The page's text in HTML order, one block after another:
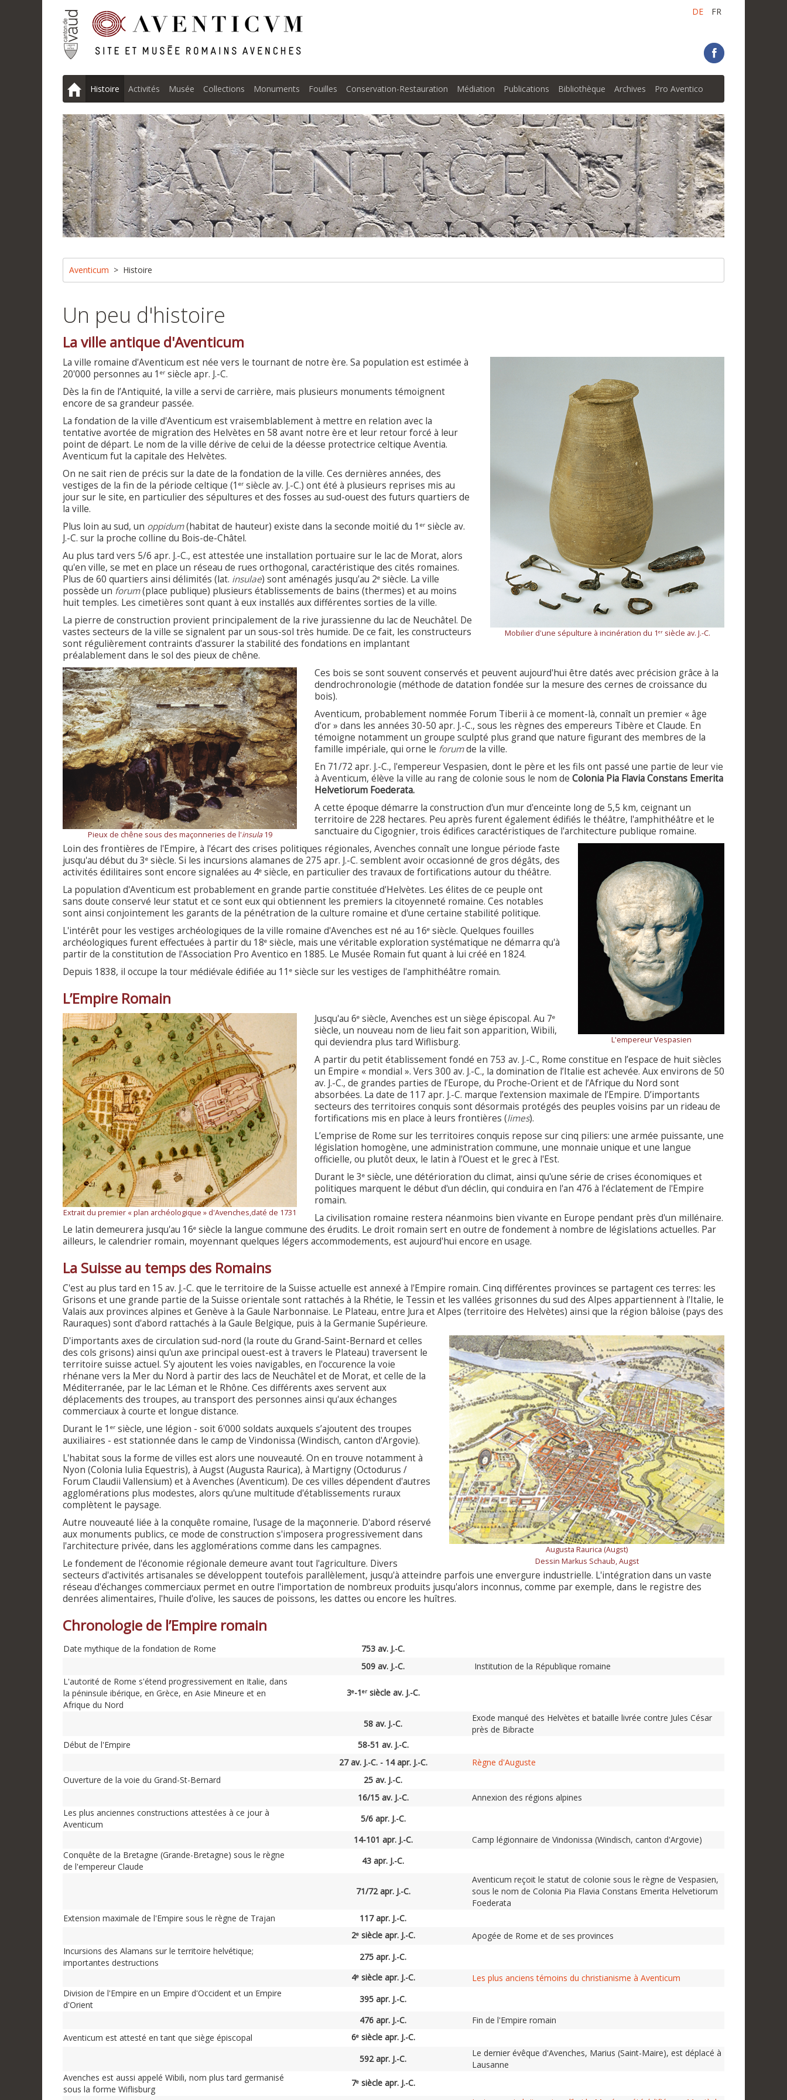
DE FR
Histoire Activités Musée Collections Monuments Fouilles Conservation-Restauration Médiation Publications Bibliothèque Archives Pro Aventico
Aventicum Histoire
Un peu d'histoire
La ville antique d'Aventicum
Mobilier d'une sépulture à incinération du 1 ersiècle av. J.-C.
La ville romaine d'Aventicum est née vers le tournant de notre ère. Sa population est estimée à
20'000 personnes au 1 er siècle apr. J.-C.
Dès la fin de l’Antiquité, la ville a servi de carrière, mais plusieurs monuments témoignent
encore de sa grandeur passée.
La fondation de la ville d'Aventicum est vraisemblablement à mettre en relation avec la
tentative avortée de migration des Helvètes en 58 avant notre ère et leur retour forcé à leur
point de départ. Le nom de la ville dérive de celui de la déesse protectrice celtique Aventia.
Aventicum fut la capitale des Helvètes.
On ne sait rien de précis sur la date de la fondation de la ville. Ces dernières années, des
vestiges de la fin de la période celtique (1 er siècle av. J.-C.) ont été à plusieurs reprises mis au
jour sur le site, en particulier des sépultures et des fosses au sud-ouest des futurs quartiers de
la ville.
Plus loin au sud, un oppidum(habitat de hauteur) existe dans la seconde moitié du 1 er siècle av.
J.-C. sur la proche colline du Bois-de-Châtel.
Au plus tard vers 5/6 apr. J.-C., est attestée une installation portuaire sur le lac de Morat, alors
qu'en ville, se met en place un réseau de rues orthogonal, caractéristique des cités romaines.
Plus de 60 quartiers ainsi délimités (lat. insulae) sont aménagés jusqu'au 2e siècle. La ville
possède un forum(place publique) plusieurs établissements de bains (thermes) et au moins
huit temples. Les cimetières sont quant à eux installés aux différentes sorties de la ville.
La pierre de construction provient principalement de la rive jurassienne du lac de Neuchâtel. De
vastes secteurs de la ville se signalent par un sous-sol très humide. De ce fait, les constructeurs
sont régulièrement contraints d'assurer la stabilité des fondations en implantant
préalablement dans le sol des pieux de chêne.
Pieux de chêne sous des maçonneries de l'insula19
Ces bois se sont souvent conservés et peuvent aujourd'hui être datés avec précision grâce à la
dendrochronologie (méthode de datation fondée sur la mesure des cernes de croissance du
bois).
Aventicum, probablement nommée Forum Tiberii à ce moment-là, connaît un premier « âge
d'or » dans les années 30-50 apr. J.-C., sous les règnes des empereurs Tibère et Claude. En
témoigne notamment un groupe sculpté plus grand que nature figurant des membres de la
famille impériale, qui orne le forumde la ville.
En 71/72 apr. J.-C., l'empereur Vespasien, dont le père et les fils ont passé une partie de leur vie
à Aventicum, élève la ville au rang de colonie sous le nom de Colonia Pia Flavia Constans Emerita
Helvetiorum Foederata.
A cette époque démarre la construction d'un mur d'enceinte long de 5,5 km, ceignant un
territoire de 228 hectares. Peu après furent également édifiés le théâtre, l'amphithéâtre et le
sanctuaire du Cigognier, trois édifices caractéristiques de l'architecture publique romaine.
L'empereur Vespasien
Loin des frontières de l'Empire, à l'écart des crises politiques régionales, Avenches connaît une longue période faste
jusqu'au début du 3e siècle. Si les incursions alamanes de 275 apr. J.-C. semblent avoir occasionné de gros dégâts, des
activités édilitaires sont encore signalées au 4e siècle, en particulier des travaux de fortifications autour du théâtre.
La population d'Aventicum est probablement en grande partie constituée d'Helvètes. Les élites de ce peuple ont
sans doute conservé leur statut et ce sont eux qui obtiennent les premiers la citoyenneté romaine. Ces notables
sont ainsi conjointement les garants de la pénétration de la culture romaine et d'une certaine stabilité politique.
L'intérêt pour les vestiges archéologiques de la ville romaine d'Avenches est né au 16e siècle. Quelques fouilles
archéologiques furent effectuées à partir du 18e siècle, mais une véritable exploration systématique ne démarra qu'à
partir de la constitution de l'Association Pro Aventico en 1885. Le Musée Romain fut quant à lui créé en 1824.
Depuis 1838, il occupe la tour médiévale édifiée au 11 e siècle sur les vestiges de l'amphithéâtre romain.
L’Empire Romain
Extrait du premier « plan archéologique » d'Avenches,daté de 1731
Jusqu'au 6e siècle, Avenches est un siège épiscopal. Au 7e
siècle, un nouveau nom de lieu fait son apparition, Wibili,
qui deviendra plus tard Wiflisburg.
A partir du petit établissement fondé en 753 av. J.-C., Rome constitue en l’espace de huit siècles
un Empire « mondial ». Vers 300 av. J.-C., la domination de l’Italie est achevée. Aux environs de 50
av. J.-C., de grandes parties de l’Europe, du Proche-Orient et de l’Afrique du Nord sont
absorbées. La date de 117 apr. J.-C. marque l’extension maximale de l’Empire. D’importants
secteurs des territoires conquis sont désormais protégés des peuples voisins par un rideau de
fortifications mis en place à leurs frontières (limes).
L’emprise de Rome sur les territoires conquis repose sur cinq piliers: une armée puissante, une
législation homogène, une administration commune, une monnaie unique et une langue
officielle, ou plutôt deux, le latin à l'Ouest et le grec à l'Est.
Durant le 3e siècle, une détérioration du climat, ainsi qu'une série de crises économiques et
politiques marquent le début d'un déclin, qui conduira en l'an 476 à l'éclatement de l'Empire
romain.
La civilisation romaine restera néanmoins bien vivante en Europe pendant près d'un millénaire.
Le latin demeurera jusqu'au 16e siècle la langue commune des érudits. Le droit romain sert en outre de fondement à nombre de législations actuelles. Par
ailleurs, le calendrier romain, moyennant quelques légers accommodements, est aujourd'hui encore en usage.
La Suisse au temps des Romains
C'est au plus tard en 15 av. J.-C. que le territoire de la Suisse actuelle est annexé à l'Empire romain. Cinq différentes provinces se partagent ces terres: les
Grisons et une grande partie de la Suisse orientale sont rattachés à la Rhétie, le Tessin et les vallées grisonnes du sud des Alpes appartiennent à l'Italie, le
Valais aux provinces alpines et Genève à la Gaule Narbonnaise. Le Plateau, entre Jura et Alpes (territoire des Helvètes) ainsi que la région bâloise (pays des
Rauraques) sont d'abord rattachés à la Gaule Belgique, puis à la Germanie Supérieure.
Augusta Raurica (Augst)
Dessin Markus Schaub, Augst
D'importants axes de circulation sud-nord (la route du Grand-Saint-Bernard et celles
des cols grisons) ainsi qu'un axe principal ouest-est à travers le Plateau) traversent le
territoire suisse actuel. S'y ajoutent les voies navigables, en l'occurence la voie
rhénane vers la Mer du Nord à partir des lacs de Neuchâtel et de Morat, et celle de la
Méditerranée, par le lac Léman et le Rhône. Ces différents axes servent aux
déplacements des troupes, au transport des personnes ainsi qu'aux échanges
commerciaux à courte et longue distance.
Durant le 1 er siècle, une légion - soit 6'000 soldats auxquels s’ajoutent des troupes
auxiliaires - est stationnée dans le camp de Vindonissa (Windisch, canton d'Argovie).
L'habitat sous la forme de villes est alors une nouveauté. On en trouve notamment à
Nyon (Colonia Iulia Equestris), à Augst (Augusta Raurica), à Martigny (Octodurus /
Forum Claudii Vallensium) et à Avenches (Aventicum). De ces villes dépendent d'autres
agglomérations plus modestes, alors qu'une multitude d'établissements ruraux
complètent le paysage.
Autre nouveauté liée à la conquête romaine, l'usage de la maçonnerie. D'abord réservé
aux monuments publics, ce mode de construction s'imposera progressivement dans
l'architecture privée, dans les agglomérations comme dans les campagnes.
Le fondement de l'économie régionale demeure avant tout l'agriculture. Divers
secteurs d'activités artisanales se développent toutefois parallèlement, jusqu'à atteindre parfois une envergure industrielle. L'intégration dans un vaste
réseau d'échanges commerciaux permet en outre l'importation de nombreux produits jusqu'alors inconnus, comme par exemple, dans le registre des
denrées alimentaires, l'huile d'olive, les sauces de poissons, les dattes ou encore les huîtres.
Chronologie de l’Empire romain
Date mythique de la fondation de Rome
753 av. J.-C.
509 av. J.-C.
Institution de la République romaine
L'autorité de Rome s'étend progressivement en Italie, dans
la péninsule ibérique, en Grèce, en Asie Mineure et en
Afrique du Nord
3e-1ersiècle av. J.-C.
58 av. J.-C.
Exode manqué des Helvètes et bataille livrée contre Jules César
près de Bibracte
Début de l'Empire
58-51 av. J.-C.
27 av. J.-C. - 14 apr. J.-C.
Règne d'Auguste
Ouverture de la voie du Grand-St-Bernard
25 av. J.-C.
16/15 av. J.-C.
Annexion des régions alpines
Les plus anciennes constructions attestées à ce jour à
Aventicum
5/6 apr. J.-C.
14-101 apr. J.-C.
Camp légionnaire de Vindonissa (Windisch, canton d'Argovie)
Conquête de la Bretagne (Grande-Bretagne) sous le règne
de l'empereur Claude
43 apr. J.-C.
71/72 apr. J.-C.
Aventicum reçoit le statut de colonie sous le règne de Vespasien,
sous le nom de Colonia Pia Flavia Constans Emerita Helvetiorum
Foederata
Extension maximale de l'Empire sous le règne de Trajan
117 apr. J.-C.
2esiècle apr. J.-C.
Apogée de Rome et de ses provinces
Incursions des Alamans sur le territoire helvétique;
importantes destructions
275 apr. J.-C.
4esiècle apr. J.-C.
Les plus anciens témoins du christianisme à Aventicum
Division de l'Empire en un Empire d'Occident et un Empire
d'Orient
395 apr. J.-C.
476 apr. J.-C.
Fin de l'Empire romain
Aventicum est attesté en tant que siège épiscopal
6esiècle apr. J.-C.
592 apr. J.-C.
Le dernier évêque d'Avenches, Marius (Saint-Maire), est déplacé à
Lausanne
Avenches est aussi appelé Wibili, nom plus tard germanisé
sous la forme Wiflisburg
7esiècle apr. J.-C.